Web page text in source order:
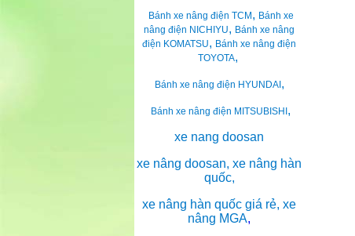
Bánh xe nâng điện TCM , Bánh xe
nâng điện NICHIYU, Bánh xe nâng
điện KOMATSU, Bánh xe nâng điện
TOYOTA,
Bánh xe nâng điện HYUNDAI,
Bánh xe nâng điện MITSUBISHI ,
xe nang doosan
xe nâng doosan, xe nâng hàn
quốc,
xe nâng hàn quốc giá rẻ, xe
nâng MGA,